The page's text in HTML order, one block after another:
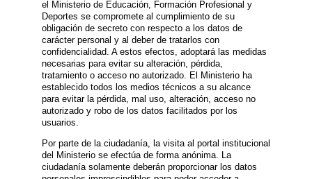
el Ministerio de Educación, Formación Profesional y
Deportes se compromete al cumplimiento de su
obligación de secreto con respecto a los datos de
carácter personal y al deber de tratarlos con
confidencialidad. A estos efectos, adoptará las medidas
necesarias para evitar su alteración, pérdida,
tratamiento o acceso no autorizado. El Ministerio ha
establecido todos los medios técnicos a su alcance
para evitar la pérdida, mal uso, alteración, acceso no
autorizado y robo de los datos facilitados por los
usuarios.
Por parte de la ciudadanía, la visita al portal institucional
del Ministerio se efectúa de forma anónima. La
ciudadanía solamente deberán proporcionar los datos